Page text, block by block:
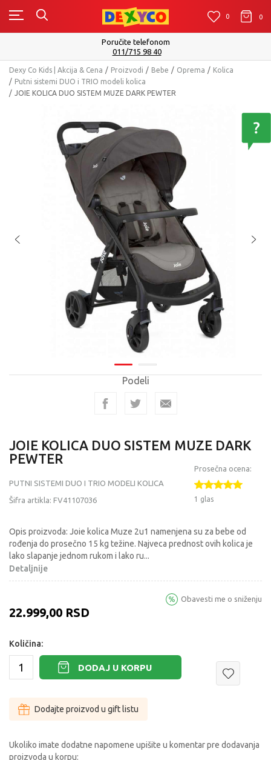
0 0 0
Poručite telefonom
011/715 98 40
Dexy Co Kids | Akcija & Cena Proizvodi Bebe Oprema
Kolica
Putni sistemi DUO i TRIO modeli kolica
JOIE KOLICA DUO SISTEM MUZE DARK PEWTER
Podeli
JOIE KOLICA DUO SISTEM MUZE DARK
PEWTER
PUTNI SISTEMI DUO I TRIO MODELI KOLICA
Šifra artikla: FV41107036
Prosečna ocena:
1 glas
Opis proizvoda: Joie kolica Muze 2u1 namenjena su za bebe od
rođenja do prosečno 15 kg težine. Najveca prednost ovih kolica je
lako slapanje jednom rukom i lako ru...
Detaljnije
22.999,00 RSD
Obavesti me o sniženju
Količina:
DODAJ U KORPU
Dodajte proizvod u gift listu
Ukoliko imate dodatne napomene upišite u komentar pre dodavanja
proizvoda u korpu: